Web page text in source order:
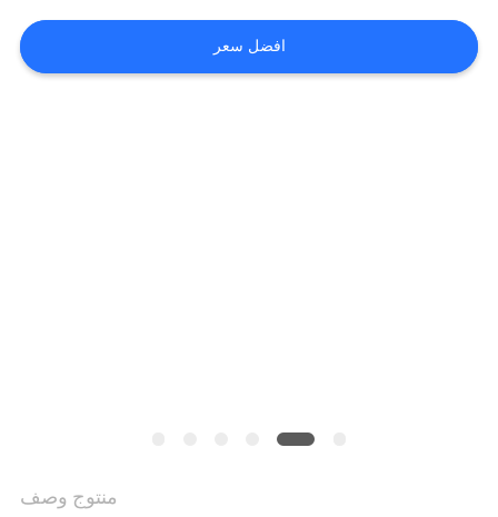
خريطة
افضل سعر
منتوج وصف